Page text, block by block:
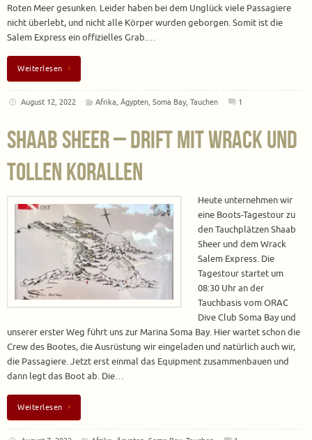
Roten Meer gesunken. Leider haben bei dem Unglück viele Passagiere
nicht überlebt, und nicht alle Körper wurden geborgen. Somit ist die
Salem Express ein offizielles Grab.…
Weiterlesen
August 12, 2022 Afrika ,Ägypten ,Soma Bay ,Tauchen 1
Shaab Sheer – Drift mit Wrack und
tollen Korallen
Heute unternehmen wir
eine Boots-Tagestour zu
den Tauchplätzen Shaab
Sheer und dem Wrack
Salem Express. Die
Tagestour startet um
08:30 Uhr an der
Tauchbasis vom ORAC
Dive Club Soma Bay und
unserer erster Weg führt uns zur Marina Soma Bay. Hier wartet schon die
Crew des Bootes, die Ausrüstung wir eingeladen und natürlich auch wir,
die Passagiere. Jetzt erst einmal das Equipment zusammenbauen und
dann legt das Boot ab. Die…
Weiterlesen